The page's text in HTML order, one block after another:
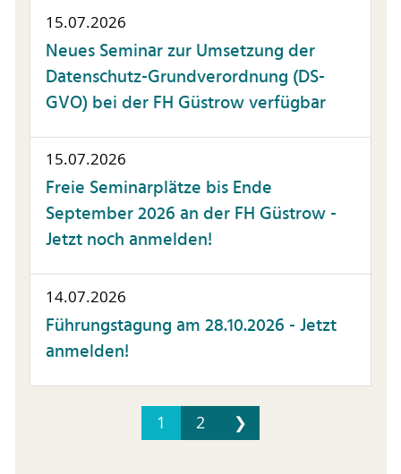
15.07.2026
Neues Seminar zur Umsetzung der
Datenschutz-Grundverordnung (DS-
GVO) bei der FH Güstrow verfügbar
15.07.2026
Freie Seminarplätze bis Ende
September 2026 an der FH Güstrow -
Jetzt noch anmelden!
14.07.2026
Führungstagung am 28.10.2026 - Jetzt
anmelden!
1 2 ❯